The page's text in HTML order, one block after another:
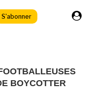
S'abonner
BOYCOTTER